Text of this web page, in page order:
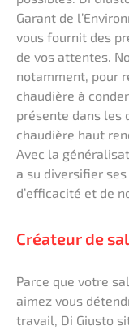
Garant de
vous fournit des
de vos attentes.
notamment, pour
chaudière à
présente dans les
chaudière haut
Avec la
a su diversifier
d’efficacité et de
Créateur de
Parce que votre
aimez vous
travail, Di Giusto